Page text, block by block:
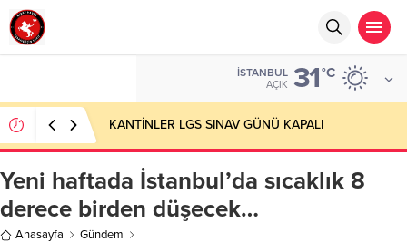
İSTANBUL
AÇIK 31°C
KANTİNLER LGS SINAV GÜNÜ KAPALI
Yeni haftada İstanbul’da sıcaklık 8
derece birden düşecek…
Anasayfa
Gündem